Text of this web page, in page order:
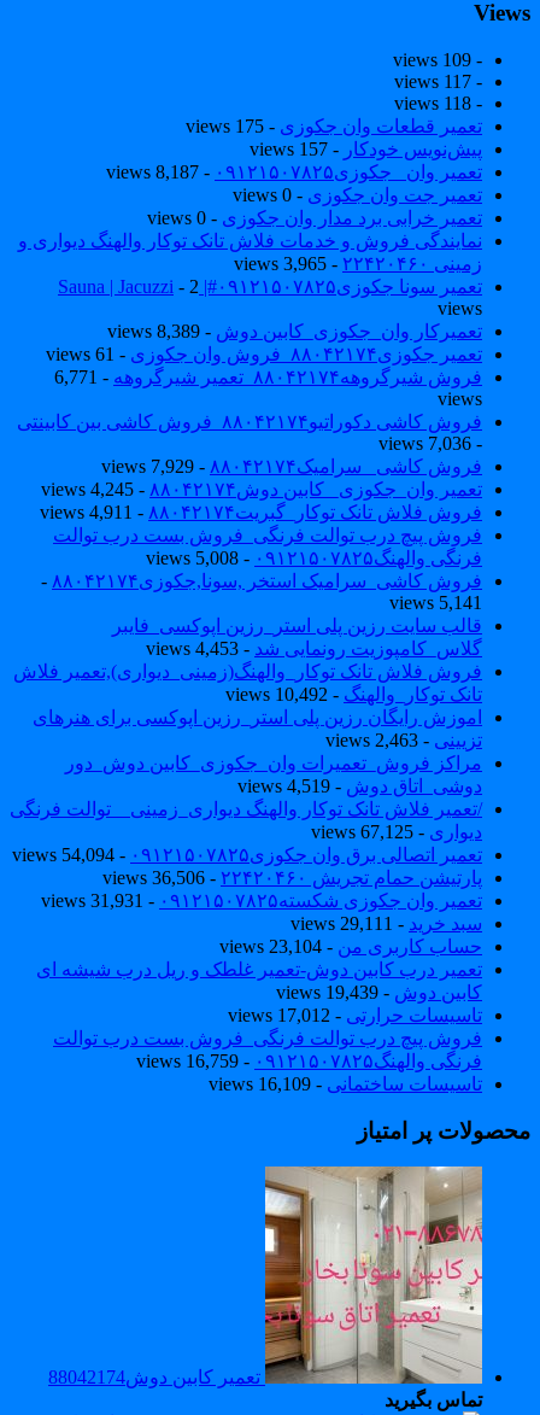
- 109 views
- 117 views
- 118 views
تعمیر قطعات وان جکوزی - 175 views
پیش‌نویس خودکار- 157 views
تعمیر وان _جکوزی۰۹۱۲۱۵۰۷۸۲۵
- 8,187 views
تعمیر جت وان جکوزی - 0 views
تعمیر خرابی برد مدار وان جکوزی - 0 views
نمایندگی فروش و خدمات فلاش تانک توکار والهنگ دیواری و
زمینی ۲۲۴۲۰۴۶۰
- 3,965 views
تعمیر سونا جکوزی۰۹۱۲۱۵۰۷۸۲۵#| Sauna | Jacuzzi
- 2
views
تعمیرکار وان_جکوزی_کابین دوش- 8,389 views
تعمیر جکوزی۸۸۰۴۲۱۷۴_فروش وان جکوزی
- 61 views
فروش شیرگروهه۸۸۰۴۲۱۷۴_تعمیر شیرگروهه
- 6,771
views
فروش کاشی دکوراتیو۸۸۰۴۲۱۷۴_فروش کاشی بین کابینتی
فروش کاشی _سرامیک۸۸۰۴۲۱۷۴
- 7,929 views
تعمیر وان_جکوزی_ کابین دوش۸۸۰۴۲۱۷۴
- 4,245 views
فروش فلاش تانک توکار_گبریت۸۸۰۴۲۱۷۴
- 4,911 views
فروش پیچ درب توالت فرنگی_فروش بست درب توالت
فرنگی والهنگ۰۹۱۲۱۵۰۷۸۲۵
- 5,008 views
فروش کاشی_سرامیک استخر ,سونا,جکوزی۸۸۰۴۲۱۷۴
-
5,141 views
قالب سایت رزین پلی استر_رزین اپوکسی_فایبر
گلاس_کامپوزیت رونمایی شد- 4,453 views
فروش فلاش تانک توکار_والهنگ(زمینی_دیواری),تعمیر فلاش
تانک توکار_والهنگ- 10,492 views
اموزش رایگان رزین پلی استر_رزین اپوکسی برای هنرهای
تزیینی- 2,463 views
مراکز فروش_تعمیرات وان_جکوزی_کابین دوش_دور
دوشی_اتاق دوش- 4,519 views
/تعمیر فلاش تانک توکار والهنگ دیواری_زمینی _ توالت فرنگی
دیواری - 67,125 views
تعمیر اتصالی برق وان جکوزی۰۹۱۲۱۵۰۷۸۲۵
- 54,094 views
پارتیشن حمام تجریش ۲۲۴۲۰۴۶۰
- 36,506 views
تعمیر وان جکوزی شکسته۰۹۱۲۱۵۰۷۸۲۵
- 31,931 views
سبد خرید - 29,111 views
حساب کاربری من- 23,104 views
تعمیر درب کابین دوش-تعمیر غلطک و ریل درب شیشه ای
کابین دوش- 19,439 views
تاسیسات حرارتی- 17,012 views
فروش پیچ درب توالت فرنگی_فروش بست درب توالت
فرنگی والهنگ۰۹۱۲۱۵۰۷۸۲۵
- 16,759 views
تاسیسات ساختمانی- 16,109 views
پر امتیاز
تعمیر کابین دوش88042174
تماس بگیرید